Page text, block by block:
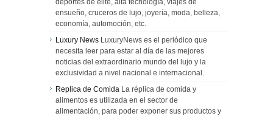
deportes de élite, alta tecnología, viajes de
ensueño, cruceros de lujo, joyería, moda, belleza,
economía, automoción, etc.
Luxury News LuxuryNews es el periódico que
necesita leer para estar al día de las mejores
noticias del extraordinario mundo del lujo y la
exclusividad a nivel nacional e internacional.
Replica de Comida La réplica de comida y
alimentos es utilizada en el sector de
alimentación, para poder exponer sus productos y